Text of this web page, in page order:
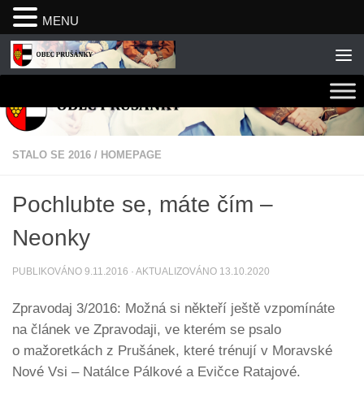
Skip to content
STALO SE 2016 / HOMEPAGE
Pochlubte se, máte čím –
Neonky
PUBLIKOVÁNO 9.11.2016 · AKTUALIZOVÁNO 13.10.2020
Zpravodaj 3/2016: Možná si někteří ještě vzpomínáte
na článek ve Zpravodaji, ve kterém se psalo
o mažoretkách z Prušánek, které trénují v Moravské
Nové Vsi – Natálce Pálkové a Evičce Ratajové.
MENU